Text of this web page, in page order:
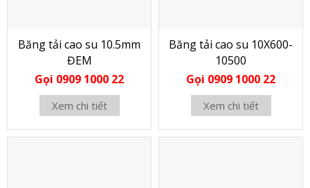
Băng tải cao su 10.5mm
ĐEM
Gọi 0909 1000 22
Xem chi tiết
Băng tải cao su 10X600-
10500
Gọi 0909 1000 22
Xem chi tiết